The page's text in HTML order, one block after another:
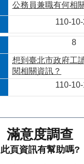
公務員兼職有何相
110-
8
想到臺北市政府工
閱相關資訊？
110-
滿意度調查
此頁資訊有幫助嗎?